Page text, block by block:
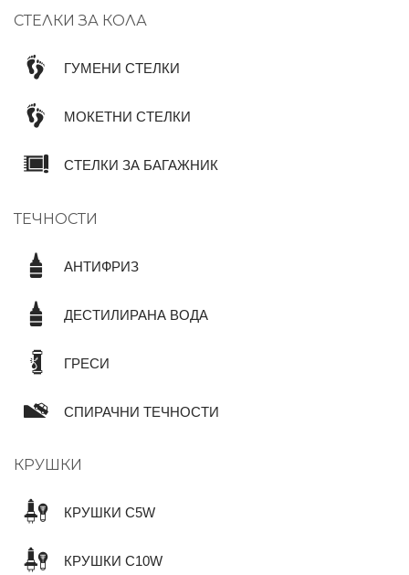
СТЕЛКИ ЗА КОЛА
ГУМЕНИ СТЕЛКИ
МОКЕТНИ СТЕЛКИ
СТЕЛКИ ЗА БАГАЖНИК
ТЕЧНОСТИ
АНТИФРИЗ
ДЕСТИЛИРАНА ВОДА
ГРЕСИ
СПИРАЧНИ ТЕЧНОСТИ
КРУШКИ
КРУШКИ C5W
КРУШКИ C10W